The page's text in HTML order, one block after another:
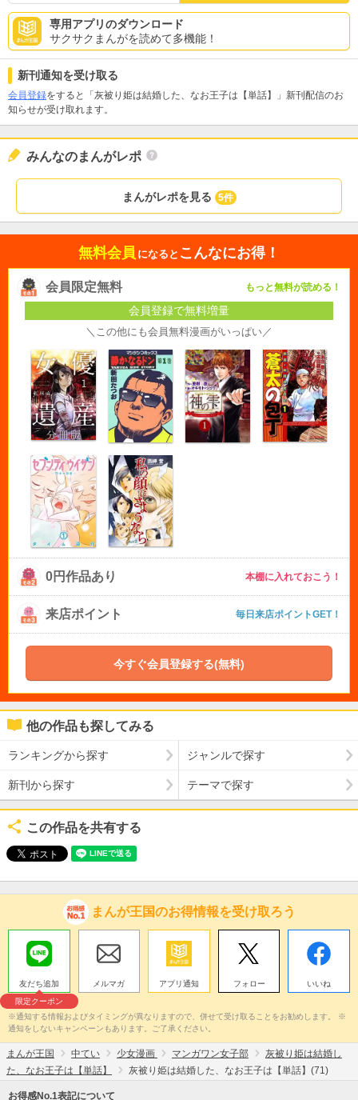
専用アプリのダウンロード
サクサクまんがを読めて多機能！
新刊通知を受け取る
会員登録をすると「灰被り姫は結婚した、なお王子は【単話】」新刊配信のお
知らせが受け取れます。
みんなのまんがレポ
まんがレポを見る 5件
無料会員 になると こんなにお得！
会員限定無料 もっと無料が読める！
会員登録で無料増量
＼この他にも会員無料漫画がいっぱい／
0円作品あり 本棚に入れておこう！
来店ポイント 毎日来店ポイントGET！
今すぐ会員登録する(無料)
他の作品も探してみる
ランキングから探す ジャンルで探す
新刊から探す テーマで探す
この作品を共有する
まんが王国のお得情報を受け取ろう
友だち追加
限定クーポン
メルマガ アプリ通知 フォロー いいね
※通知する情報およびタイミングが異なりますので、併せて受け取ることをお勧めします。 ※
通知をしないキャンペーンもあります。ご了承ください。
まんが王国 中てい 少女漫画 マンガワン女子部
灰被り姫は結婚し
た、なお王子は【単話】
灰被り姫は結婚した、なお王子は【単話】(71)
お得感No.1表記について